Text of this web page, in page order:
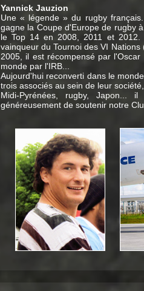
Yannick Jauzion
Une « légende » du rugby
gagne la Coupe d'Europe de rugby
le Top 14 en 2008, 2011 et
vainqueur du Tournoi des VI
2005, il est récompensé par
monde par l'IRB...
Aujourd'hui reconverti dans le
trois associés au sein de leur
Midi-Pyrénées, rugby,
généreusement de soutenir notre